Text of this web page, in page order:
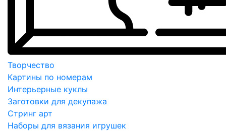
Творчество
Картины по номерам
Интерьерные куклы
Заготовки для декупажа
Стринг арт
Наборы для вязания игрушек